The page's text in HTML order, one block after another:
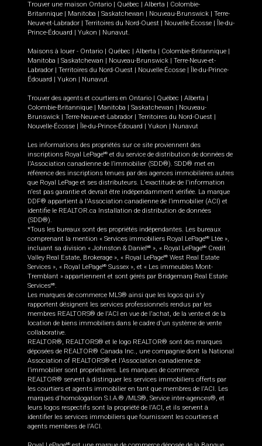
Trouver une maison Ontario Québec Alberta
Colombie-
Britannique
Manitoba Saskatchewan Nouveau-Brunswick
Terre-
Neuve-et-Labrador
Territoires du Nord-Ouest Nouvelle-Écosse
Île-du-
Prince-Édouard
Yukon Nunavut.
Maisons à louer - Ontario Québec Alberta Colombie-Britannique
Manitoba
Saskatchewan Nouveau-Brunswick
Terre-Neuve-et-
Labrador
Territoires du Nord-Ouest Nouvelle-Écosse
Île-du-Prince-
Édouard
Yukon Nunavut.
Trouver des agents et courtiers en Ontario Québec Alberta
Colombie-Britannique
Manitoba Saskatchewan
Nouveau-
Brunswick
Terre-Neuve-et-Labrador Territoires du Nord-Ouest
Nouvelle-Écosse
Île-du-Prince-Édouard Yukon Nunavut
Les informations des propriétés sur ce site proviennent des
inscriptions Royal LePageMD et du service de distribution de données de
l'Association canadienne de l’immobilier (SDD®). SDD® met en
référence des inscriptions tenues par des agences immobilières autres
que Royal LePage et ses distributeurs. L'exactitude de l'information
n'est pas garantie et devrait être indépendamment vérifiée. La marque
DDF® appartient à l'Association canadienne de l’immobilier (ACI) et
identifie le REALTOR.ca Installation de distribution de données
(SDD®).
*Tous les bureaux sont des propriétés indépendantes. Les bureaux
comprenant la mention « Services immobiliers Royal LePageMD
Ltée »,
incluant sa division « Johnston & Daniel MD », « Royal LePageMD
Credit
Valley Real Estate, Brokerage », « Royal LePageMD West Real Estate
Services », « Royal LePageMD Sussex », et « Les immeubles Mont-
Tremblant » appartiennent et sont gérés par Bridgemarq Real Estate
ServicesMD.
Les marques de commerce MLS® ainsi que les logos qui s'y
rapportent désignent les services professionnels rendus par les
membres REALTORS® de l'ACI en vue de l'achat, de la vente et de la
location de biens immobiliers dans le cadre d'un système de vente
collaborative.
REALTOR®, REALTORS® et le logo REALTOR® sont des marques
déposées de REALTOR® Canada Inc., une compagnie dont la National
Association of REALTORS® et l'Association canadienne de
l’immobilier sont propriétaires. Les marques de commerce
REALTOR® servent à distinguer les services immobiliers offerts par
les courtiers et agents immobilier en tant que membres de l'ACI. Les
marques d'homologation S.I.A.® /MLS®, Service inter-agences®, et
leurs logos respectifs sont la propriété de l'ACI, et ils servent à
identifier les services immobiliers que fournissent les courtiers et
agents membres de l'ACI.
MD